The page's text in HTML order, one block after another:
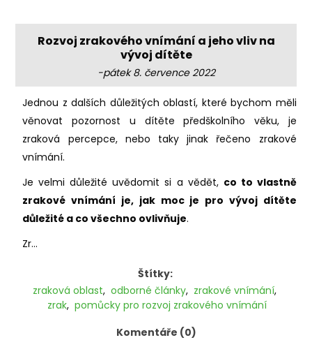
Rozvoj zrakového vnímání a jeho vliv na
vývoj dítěte
-pátek 8. července 2022
Jednou z dalších důležitých oblastí, které bychom měli
věnovat pozornost u dítěte předškolního věku, je
zraková percepce, nebo taky jinak řečeno zrakové
vnímání.
Je velmi důležité uvědomit si a vědět, co to vlastně
zrakové vnímání je, jak moc je pro vývoj dítěte
důležité a co všechno ovlivňuje.
Zr...
Štítky:
zraková oblast, odborné články, zrakové vnímání,
zrak, pomůcky pro rozvoj zrakového vnímání
Komentáře (0)